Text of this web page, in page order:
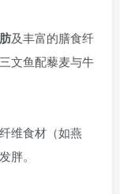
及丰富的膳食纤
文鱼配藜麦与牛
维食材（如燕
胖。